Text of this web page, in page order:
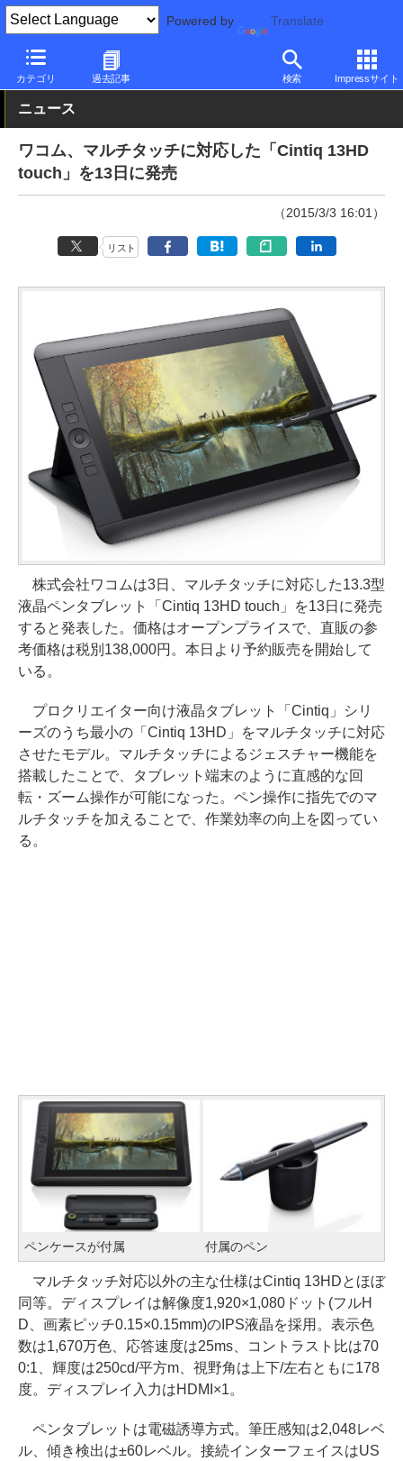
Powered by Translate
カテゴリ 過去記事 検索 Impressサイト
PC Watch 半導体/周辺機器 ワコム
ニュース
ワコム、マルチタッチに対応した「Cintiq 13HD
touch」を13日に発売
（2015/3/3 16:01）
リスト
株式会社ワコムは3日、マルチタッチに対応した13.3型
液晶ペンタブレット「Cintiq 13HD touch」を13日に発売
すると発表した。価格はオープンプライスで、直販の参
考価格は税別138,000円。本日より予約販売を開始して
いる。
プロクリエイター向け液晶タブレット「Cintiq」シリ
ーズのうち最小の「Cintiq 13HD」をマルチタッチに対応
させたモデル。マルチタッチによるジェスチャー機能を
搭載したことで、タブレット端末のように直感的な回
転・ズーム操作が可能になった。ペン操作に指先でのマ
ルチタッチを加えることで、作業効率の向上を図ってい
る。
ペンケースが付属 付属のペン
マルチタッチ対応以外の主な仕様はCintiq 13HDとほぼ
同等。ディスプレイは解像度1,920×1,080ドット(フルH
D、画素ピッチ0.15×0.15mm)のIPS液晶を採用。表示色
数は1,670万色、応答速度は25ms、コントラスト比は70
0:1、輝度は250cd/平方m、視野角は上下/左右ともに178
度。ディスプレイ入力はHDMI×1。
ペンタブレットは電磁誘導方式。筆圧感知は2,048レベ
ル、傾き検出は±60レベル。接続インターフェイスはUS